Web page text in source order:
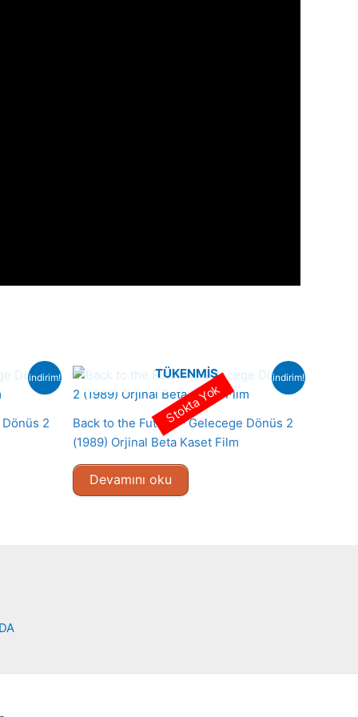
indirim!
2
indirim!
TÜKENMIŞ
Back to the Future – Gelecege Dönüs 2
(1989) Orjinal Beta Kaset Film
Devamını oku
Stokta Yok